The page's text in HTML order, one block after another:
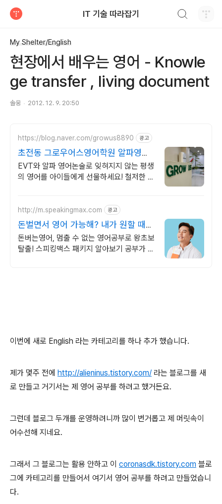
IT 기술 따라잡기
My Shelter/English
현장에서 배우는 영어 - Knowle
ge transfer , living document
솔웅 2012. 12. 9. 20:50
https://blog.naver.com/growus8890 광고
초전동 그로우어스영어학원 알파영어
논술/EVT 교육처
EVT와 알파 영어논술로 잊혀지지 않는 평생
의 영어를 아이들에게 선물하세요! 철저한 관
http://m.speakingmax.com 광고
돈벌면서 영어 가능해? 내가 원할 때
번만큼 출금!
돈버는영어, 멈출 수 없는 영어공부로 왕초보
탈출! 스피킹맥스 패키지 알아보기 공부가 돈
이번에 새로 English 라는 카테고리를 하나 추가 했습니다.
제가 몇주 전에 http://alieninus.tistory.com/ 라는 블로그를 새
로 만들고 거기서는 제 영어 공부를 하려고 했거든요.
그런데 블로그 두개를 운영하려니까 많이 번거롭고 제 머릿속이
어수선해 지네요.
그래서 그 블로그는 활용 안하고 이 coronasdk.tistory.com 블로
그에 카테고리를 만들어서 여기서 영어 공부를 하려고 만들었습니
다.